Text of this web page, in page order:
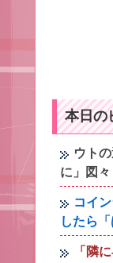
本日の
ウト
に」図
コイ
したら
「隣